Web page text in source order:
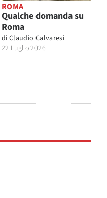
ROMA
Qualche domanda su
Roma
di Claudio Calvaresi
22 Luglio 2026